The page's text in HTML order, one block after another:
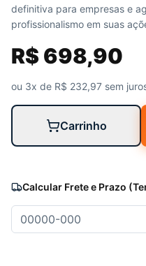
definitiva para empresas e
profissionalismo em suas
R$ 698,90
ou 3x de R$ 232,97 sem
Carrinho
Calcular Frete e Prazo